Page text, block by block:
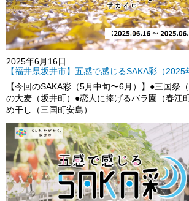
2025年6月16日
【福井県坂井市】五感で感じるSAKA彩（2025
【今回のSAKA彩（5月中旬〜6月）】●三国祭
の大麦（坂井町）●恋人に捧げるバラ園（春江
め干し（三国町安島）